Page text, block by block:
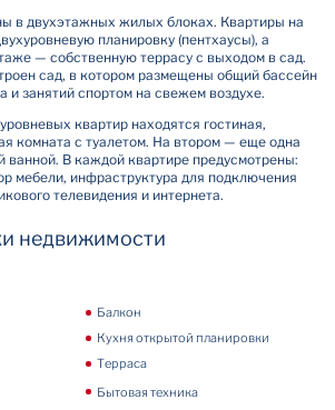
в двухэтажных жилых блоках. Квартиры на
планировку (пентхаусы), а
— собственную террасу с выходом в сад.
сад, в котором размещены общий бассейн
и занятий спортом на свежем воздухе.
квартир находятся гостиная,
комната с туалетом. На втором — еще одна
ванной. В каждой квартире предусмотрены:
мебели, инфраструктура для подключения
телевидения и интернета.
недвижимости
Балкон
Кухня открытой планировки
Терраса
Бытовая техника